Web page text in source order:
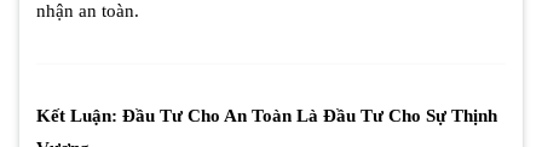
nhận an toàn.
Kết Luận: Đầu Tư Cho An Toàn Là Đầu Tư Cho Sự Thịnh